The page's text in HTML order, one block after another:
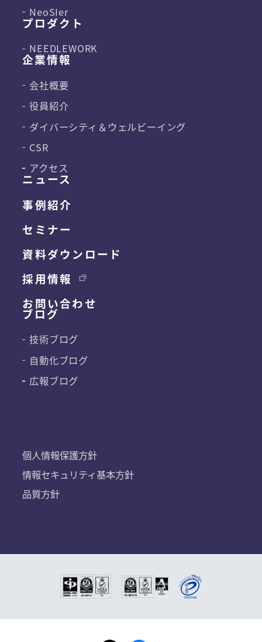
個人情報保護方針
情報セキュリティ基本方針
品質方針
ニュース
事例紹介
セミナー
資料ダウンロード
採用情報
お問い合わせ
NeoSIer
プロダクト
NEEDLEWORK
企業情報
会社概要
役員紹介
ダイバーシティ＆ ウェルビーイング
CSR
アクセス
ブログ
技術ブログ
自動化ブログ
広報ブログ